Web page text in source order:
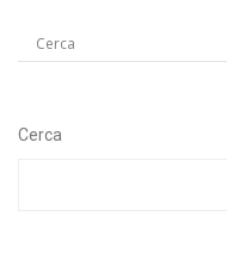
Cerca